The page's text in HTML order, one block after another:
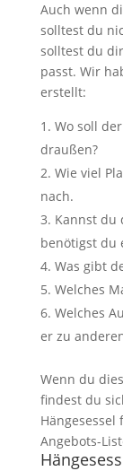
Auch wenn
solltest du
solltest du
passt. Wir
erstellt:
Wo soll
draußen?
Wie viel
nach.
Kannst du
benötigst du
Was gibt
Welches
Welches
er zu
Wenn du
findest du
Angebots-